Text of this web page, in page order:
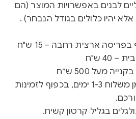
לבנים באפשרויות המוצר (הם
יהיו כלולים בגודל הנבחר) .
ארצית רחבה – 15 ש"ח
ש"ח
מעל 500 ש״ח
זמן ייצור 3-5 ימים + זמן משלוח 1-3 ימים, בכפוף לזמינות
בגליל קרטון קשיח.